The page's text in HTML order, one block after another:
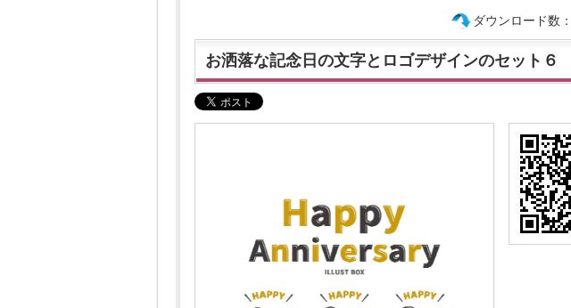
ダウンロード数：
お洒落な記念日の文字とロゴデザインのセット６